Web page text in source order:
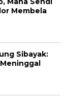
Membela
Sibayak: